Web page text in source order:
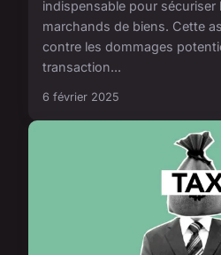
indispensable pour sécuriser
marchands de biens. Cette
contre les dommages
transaction...
6 février 2025